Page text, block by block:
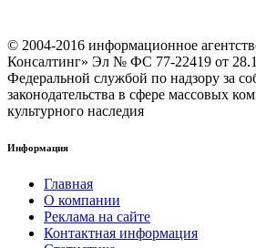
© 2004-2016 информационное
Консалтинг» Эл № ФС 77-22419 от
Федеральной службой по надзору за
законодательства в сфере массовых
культурного наследия
Информация
Главная
О компании
Реклама на сайте
Контактная информация